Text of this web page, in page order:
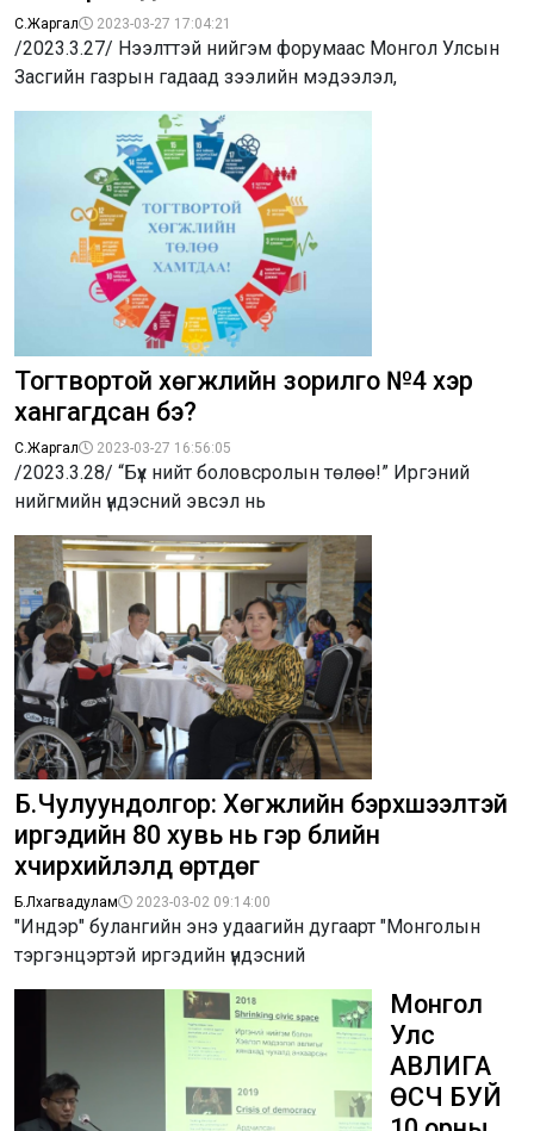
С.Жаргал 2023-03-27 17:04:21
/2023.3.27/ Нээлттэй нийгэм форумаас Монгол Улсын
Засгийн газрын гадаад зээлийн мэдээлэл,
Тогтвортой хөгжлийн зорилго №4 хэр
хангагдсан бэ?
С.Жаргал 2023-03-27 16:56:05
/2023.3.28/ “Бүх нийт боловсролын төлөө!” Иргэний
нийгмийн үндэсний эвсэл нь
Б.Чулуундолгор: Хөгжлийн бэрхшээлтэй
иргэдийн 80 хувь нь гэр бүлийн
хүчирхийлэлд өртдөг
Б.Лхагвадулам 2023-03-02 09:14:00
"Индэр" булангийн энэ удаагийн дугаарт "Монголын
тэргэнцэртэй иргэдийн үндэсний
Монгол
Улс
АВЛИГА
ӨСЧ БУЙ